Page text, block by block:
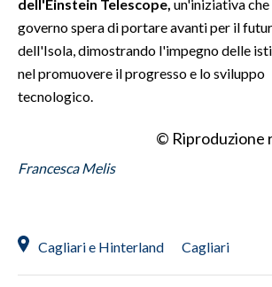
dell'Einstein Telescope, un'iniziativa che
governo spera di portare avanti per il
dell'Isola, dimostrando l'impegno delle
nel promuovere il progresso e lo sviluppo
tecnologico.
© Riproduzione
Francesca Melis
Cagliari e Hinterland Cagliari